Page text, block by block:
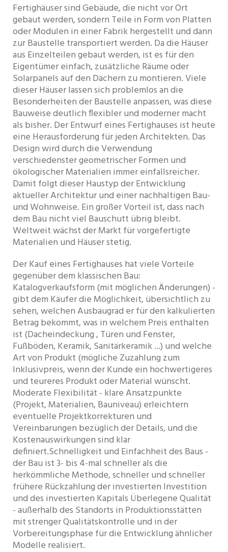
Fertighäuser sind Gebäude, die nicht vor Ort
gebaut werden, sondern Teile in Form von Platten
oder Modulen in einer Fabrik hergestellt und dann
zur Baustelle transportiert werden. Da die Häuser
aus Einzelteilen gebaut werden, ist es für den
Eigentümer einfach, zusätzliche Räume oder
Solarpanels auf den Dächern zu montieren. Viele
dieser Häuser lassen sich problemlos an die
Besonderheiten der Baustelle anpassen, was diese
Bauweise deutlich flexibler und moderner macht
als bisher. Der Entwurf eines Fertighauses ist heute
eine Herausforderung für jeden Architekten. Das
Design wird durch die Verwendung
verschiedenster geometrischer Formen und
ökologischer Materialien immer einfallsreicher.
Damit folgt dieser Haustyp der Entwicklung
aktueller Architektur und einer nachhaltigen Bau-
und Wohnweise. Ein großer Vorteil ist, dass nach
dem Bau nicht viel Bauschutt übrig bleibt.
Weltweit wächst der Markt für vorgefertigte
Materialien und Häuser stetig.
Der Kauf eines Fertighauses hat viele Vorteile
gegenüber dem klassischen Bau:
Katalogverkaufsform (mit möglichen Änderungen) -
gibt dem Käufer die Möglichkeit, übersichtlich zu
sehen, welchen Ausbaugrad er für den kalkulierten
Betrag bekommt, was in welchem ​​Preis enthalten
ist (Dacheindeckung , Türen und Fenster,
Fußböden, Keramik, Sanitärkeramik ...) und welche
Art von Produkt (mögliche Zuzahlung zum
Inklusivpreis, wenn der Kunde ein hochwertigeres
und teureres Produkt oder Material wünscht.
Moderate Flexibilität - klare Ansatzpunkte
(Projekt, Materialien, Bauniveau) erleichtern
eventuelle Projektkorrekturen und
Vereinbarungen bezüglich der Details, und die
Kostenauswirkungen sind klar
definiert.Schnelligkeit und Einfachheit des Baus -
der Bau ist 3- bis 4-mal schneller als die
herkömmliche Methode, schneller und schneller
frühere Rückzahlung der investierten Investition
und des investierten Kapitals Überlegene Qualität
- außerhalb des Standorts in Produktionsstätten
mit strenger Qualitätskontrolle und in der
Vorbereitungsphase für die Entwicklung ähnlicher
Modelle realisiert.